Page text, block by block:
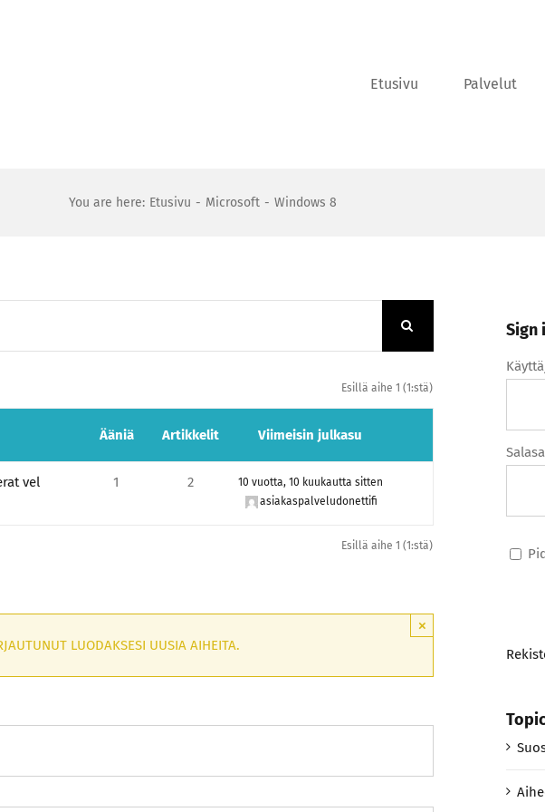
Etusivu Palvelut
You are here: Etusivu Microsoft Windows 8
Esillä aihe 1 (1:stä)
Ääniä Artikkelit Viimeisin julkasu
vel 1 2
10 vuotta, 10 kuukautta sitten
asiakaspalveludonettifi
Esillä aihe 1 (1:stä)
×
LUODAKSESI UUSIA AIHEITA.
Sign